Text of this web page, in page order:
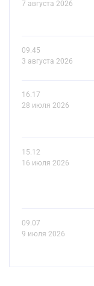
7 августа 2026
09.45
3 августа 2026
16.17
28 июля 2026
15.12
16 июля 2026
09.07
9 июля 2026